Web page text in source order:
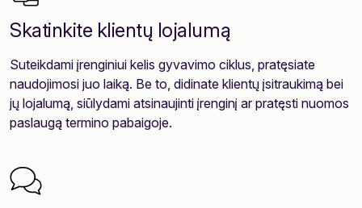
Skatinkite klientų lojalumą
Suteikdami įrenginiui kelis gyvavimo ciklus, pratęsiate
naudojimosi juo laiką. Be to, didinate klientų įsitraukimą bei
jų lojalumą, siūlydami atsinaujinti įrenginį ar pratęsti nuomos
paslaugą termino pabaigoje.